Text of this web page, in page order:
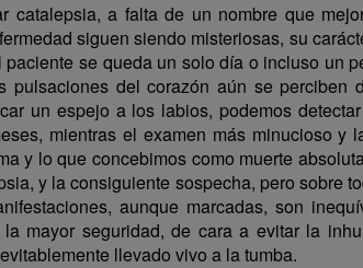
catalepsia, a falta de un nombre que
siguen siendo misteriosas, su
se queda un solo día o incluso un
del corazón aún se perciben
un espejo a los labios, podemos
mientras el examen más minucioso y
y lo que concebimos como muerte
y la consiguiente sospecha, pero sobre
aunque marcadas, son
mayor seguridad, de cara a evitar la
llevado vivo a la tumba.